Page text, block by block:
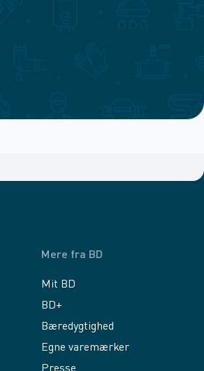
Mere fra BD
Mit BD
BD+
Bæredygtighed
Egne varemærker